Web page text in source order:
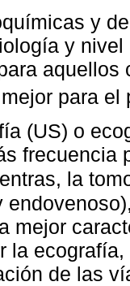
y
y
para el
(US) o
frecuencia
la
mejor
la
de las